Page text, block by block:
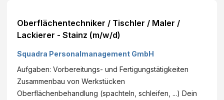
Oberflächentechniker / Tischler / Maler /
Lackierer - Stainz (m/w/d)
Squadra Personalmanagement GmbH
Aufgaben: Vorbereitungs- und Fertigungstätigkeiten
Zusammenbau von Werkstücken
Oberflächenbehandlung (spachteln, schleifen, ...) Dein